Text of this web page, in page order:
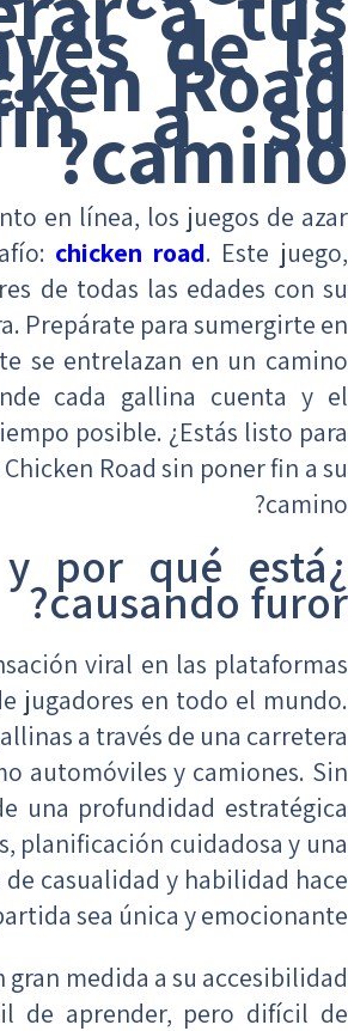
de la
Road
a su
camino?
en línea, los juegos de azar
chicken road. Este juego,
de todas las edades con su
Prepárate para sumergirte en
se entrelazan en un camino
cada gallina cuenta y el
posible. ¿Estás listo para
Road sin poner fin a su
camino?
y por qué está
causando furor?
viral en las plataformas
jugadores en todo el mundo.
a través de una carretera
automóviles y camiones. Sin
una profundidad estratégica
planificación cuidadosa y una
casualidad y habilidad hace
sea única y emocionante.
gran medida a su accesibilidad
de aprender, pero difícil de